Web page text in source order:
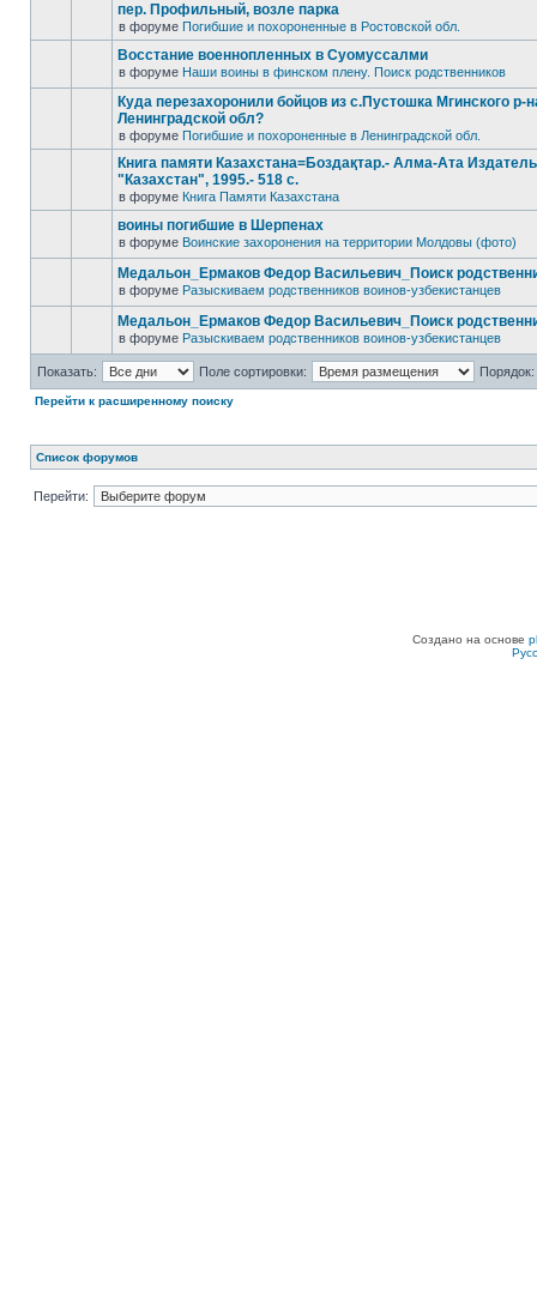
пер. Профильный, возле парка
в форуме Погибшие и похороненные в Ростовской обл.
Восстание военнопленных в Суомуссалми
в форуме Наши воины в финском плену. Поиск родственников
Куда перезахоронили бойцов из с.Пустошка Мгинского р-
Ленинградской обл?
в форуме Погибшие и похороненные в Ленинградской обл.
Книга памяти Казахстана=Боздақтар.- Алма-Ата
"Казахстан", 1995.- 518 с.
в форуме Книга Памяти Казахстана
воины погибшие в Шерпенах
в форуме Воинские захоронения на территории Молдовы (фото)
Медальон_Ермаков Федор Васильевич_Поиск
в форуме Разыскиваем родственников воинов-узбекистанцев
Медальон_Ермаков Федор Васильевич_Поиск
в форуме Разыскиваем родственников воинов-узбекистанцев
Показать: Поле сортировки: Порядок:
Перейти к расширенному поиску
Список форумов
Перейти:
Создано на основе